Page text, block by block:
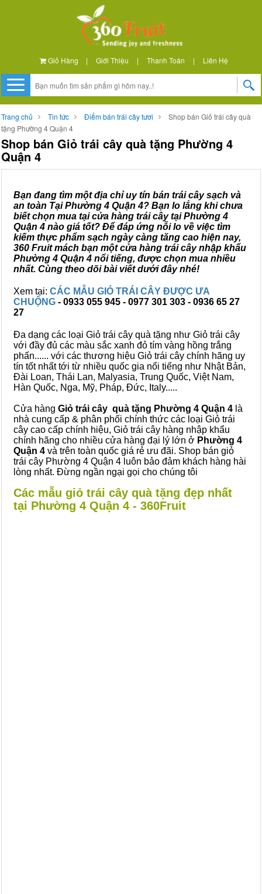
Giỏ Hàng | Giới Thiệu | Thanh Toán | Liên Hệ
Trang chủ Tin tức Điểm bán trái cây tươi
Shop bán Giỏ trái cây quà
tặng Phường 4 Quận 4
Shop bán Giỏ trái cây quà tặng Phường 4
Quận 4
Bạn đang tìm một địa chỉ uy tín bán trái cây sạch và
an toàn Tại Phường 4 Quận 4? Bạn lo lắng khi chưa
biết chọn mua tại cửa hàng trái cây tại Phường 4
Quận 4 nào giá tốt? Để đáp ứng nỗi lo về việc tìm
kiếm thực phẩm sạch ngày càng tăng cao hiện nay,
360 Fruit mách bạn một cửa hàng trái cây nhập khẩu
Phường 4 Quận 4 nổi tiếng, được chọn mua nhiều
nhất. Cùng theo dõi bài viết dưới đây nhé!
Xem tại: CÁC MẪU GIỎ TRÁI CÂY ĐƯỢC ƯA
CHUỘNG - 0933 055 945 - 0977 301 303 - 0936 65 27
27
Đa dạng các loại Giỏ trái cây quà tặng như Giỏ trái cây
với đầy đủ các màu sắc xanh đỏ tím vàng hồng trắng
phấn...... với các thương hiệu Giỏ trái cây chính hãng uy
tín tốt nhất tới từ nhiều quốc gia nổi tiếng như Nhật Bản,
Đài Loan, Thái Lan, Malyasia, Trung Quốc, Việt Nam,
Hàn Quốc, Nga, Mỹ, Pháp, Đức, Italy.....
Cửa hàng Giỏ trái cây quà tặng Phường 4 Quận 4 là
nhà cung cấp & phân phối chính thức các loại Giỏ trái
cây cao cấp chính hiệu, Giỏ trái cây hàng nhập khẩu
chính hãng cho nhiều cửa hàng đại lý lớn ở Phường 4
Quận 4 và trên toàn quốc giá rẻ ưu đãi. Shop bán giỏ
trái cây Phường 4 Quận 4 luôn bảo đảm khách hàng hài
lòng nhất. Đừng ngần ngại gọi cho chúng tôi
Các mẫu giỏ trái cây quà tặng đẹp nhất
tại Phường 4 Quận 4 - 360Fruit